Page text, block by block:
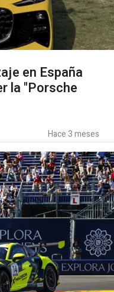
en España
la "Porsche
Hace 3 meses